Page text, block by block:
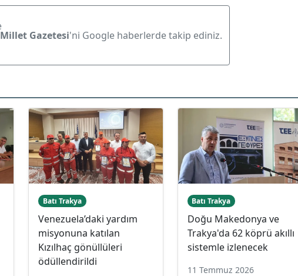
Millet Gazetesi'ni Google haberlerde takip ediniz.
Batı Trakya
Venezuela’daki yardım
misyonuna katılan
Kızılhaç gönüllüleri
ödüllendirildi
Batı Trakya
Doğu Makedonya ve
Trakya'da 62 köprü akıllı
sistemle izlenecek
11 Temmuz 2026